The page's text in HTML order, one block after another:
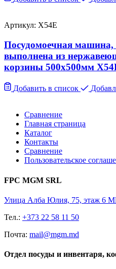
Артикул: X54E
Посудомоечная машина,
выполнена из
корзины 500х500мм
Добавить в список
Сравнение
Главная страница
Каталог
Контакты
Сравнение
Пользовательское
FPC MGM SRL
Улица Алба Юлия, 75, этаж 6
Тел.: +373 22 58 11 50
Почта: mail@mgm.md
Отдел посуды и инвентаря,